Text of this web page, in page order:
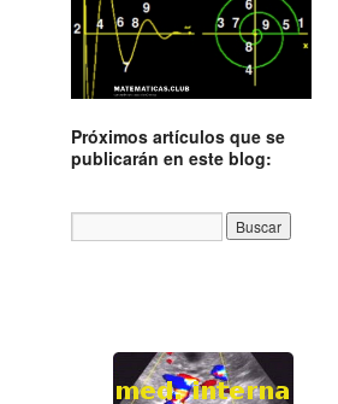
Próximos artículos que se
publicarán en este blog: